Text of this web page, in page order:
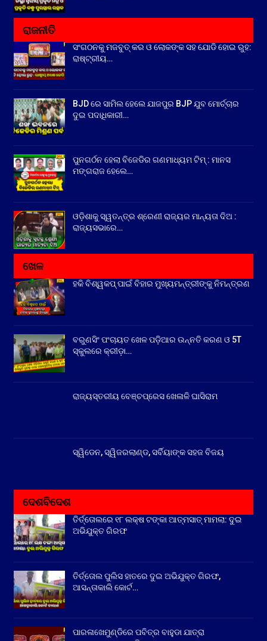
ରାଜନୀତି
ସଂଗଠନକୁ ମଜବୁତ୍ କର ଓ ଲୋକଙ୍କ ସହ ଯୋଡି ହୋଇ ରୁହ:
ରାଷ୍ଟ୍ରୀୟ…
BJD ରେ ସାମିଲ ହେଲେ ଯାଜପୁର BJP ଯୁବ ମୋର୍ଚ୍ଚାର
ଦୁଇ ପଦାଧିକାରୀ…
ପୁନଗର୍ଠନ ହେଲା ବିଜେଡିର ଗଣମାଧ୍ୟମ ଟିମ୍ : ମାନସ
ମଙ୍ଗରାଜ ହେଲେ…
ଓଡ଼ିଶାକୁ ସ୍ୱତନ୍ତ୍ର ଶ୍ରେଣୀ ରାଜ୍ୟର ମାନ୍ୟତା ଦିଅ :
ରାଜ୍ୟସଭାରେ…
ଖେଳ
ହକି ବିଶ୍ୱକପ୍ ପାଇଁ ବିହାର ମୁଖ୍ୟମନ୍ତ୍ରୀଙ୍କୁ ନିମନ୍ତ୍ରଣ
ବରୁଣସିଂ ପଂଚାୟତ ଖେଳ ପଡ଼ିଆର ଉନ୍ନତି କରଣ ଓ 5T
ସ୍କୁଲରେ କ୍ରୀଡ଼ା…
ରାଜ୍ୟସ୍ତରୀୟ ବେଞ୍ଚପ୍ରେସ ଖେଳାଳି ଘାସିରାମ
ସ୍ୱିଡେନ, ସ୍ୱିଜରଲାଣ୍ଡ, ସର୍ବିୟାଙ୍କ ସହଜ ବିଜୟ
ଦେଶବିଦେଶ
ତିର୍ତ୍ତୋଲରେ ୧୮ ଲକ୍ଷ ଟଙ୍କା ଆତ୍ମସାତ୍ ମାମଲା: ଦୁଇ
ଅଭିଯୁକ୍ତ ଗିରଫ
ତିର୍ତ୍ତୋଲ ପୁଲିସ ହାତରେ ଦୁଇ ଅଭିଯୁକ୍ତ ଗିରଫ,
ଆସନ୍ତାକାଲି କୋର୍ଟ…
ପାରଳାଖେମୁଣ୍ଡିରେ ପବିତ୍ର ବାହୁଡା ଯାତ୍ରା